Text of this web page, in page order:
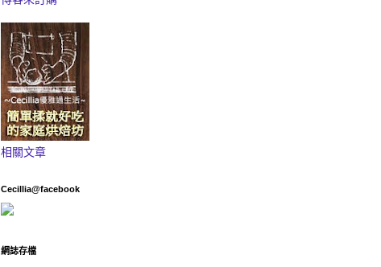
相關文章
Cecillia@facebook
網誌存檔